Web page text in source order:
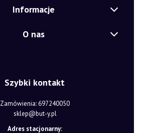
Informacje
O nas
Szybki kontakt
Zamówienia: 697240050
sklep@but-y.pl
Adres stacjonarny: